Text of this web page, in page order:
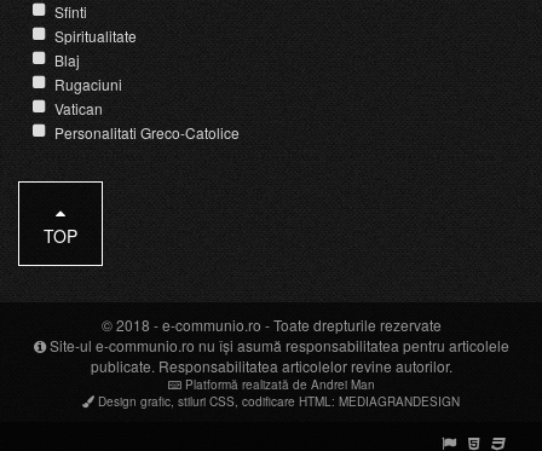
Sfinti
Spiritualitate
Blaj
Rugaciuni
Vatican
Personalitati Greco-Catolice
TOP
© 2018 -e-communio.ro - Toate drepturile rezervate
Site-ul e-communio.ro nu își asumă responsabilitatea pentru articolele
publicate. Responsabilitatea articolelor revine autorilor.
Platformă realizată de Andrei Man
Design grafic, stiluri CSS, codificare HTML: MEDIAGRANDESIGN